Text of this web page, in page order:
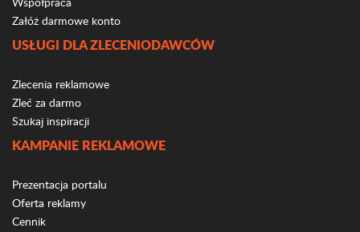
Załóż darmowe konto
USŁUGI DLA ZLECENIODAWCÓW
Zlecenia reklamowe
Zleć za darmo
Szukaj inspiracji
KAMPANIE REKLAMOWE
Prezentacja portalu
Oferta reklamy
Cennik